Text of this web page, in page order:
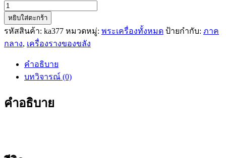
จำนวน
หนุมาน
รุ่น
มหา
วัด
หยิบใส่ตะกร้า
รหัสสินค้า: ka377 หมวดหมู่: พระเครื่องทั้งหมด ป้ายกำกับ: ภาค
กลาง, เครื่องรางของขลัง
คำอธิบาย
บทวิจารณ์ (0)
คำอธิบาย